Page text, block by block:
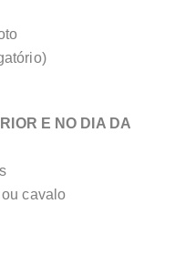
E NO DIA DA
cavalo